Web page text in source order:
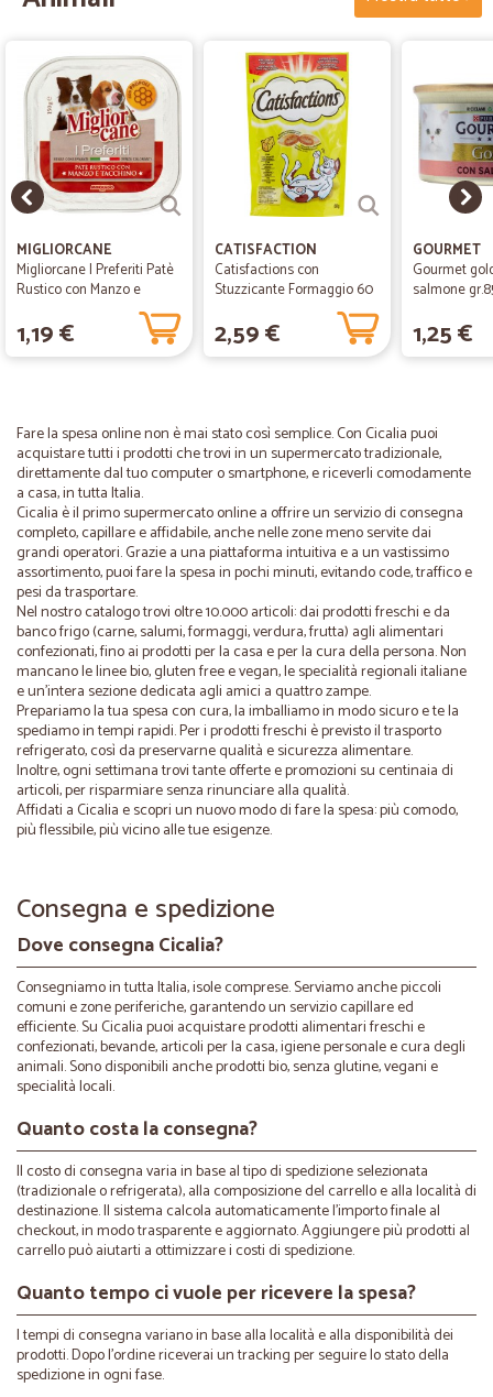
MIGLIORCANE
Migliorcane I Preferiti Patè
Rustico con Manzo e
1,19 €
CATISFACTION
Catisfactions con
Stuzzicante Formaggio 60
2,59 €
GOURMET
Gourmet
salmone
1,25 €
Fare la spesa online non è mai stato così semplice. Con Cicalia puoi
acquistare tutti i prodotti che trovi in un supermercato tradizionale,
direttamente dal tuo computer o smartphone, e riceverli comodamente
a casa, in tutta Italia.
Cicalia è il primo supermercato online a offrire un servizio di consegna
completo, capillare e affidabile, anche nelle zone meno servite dai
grandi operatori. Grazie a una piattaforma intuitiva e a un vastissimo
assortimento, puoi fare la spesa in pochi minuti, evitando code, traffico e
pesi da trasportare.
Nel nostro catalogo trovi oltre 10.000 articoli: dai prodotti freschi e da
banco frigo (carne, salumi, formaggi, verdura, frutta) agli alimentari
confezionati, fino ai prodotti per la casa e per la cura della persona. Non
mancano le linee bio, gluten free e vegan, le specialità regionali italiane
e un’intera sezione dedicata agli amici a quattro zampe.
Prepariamo la tua spesa con cura, la imballiamo in modo sicuro e te la
spediamo in tempi rapidi. Per i prodotti freschi è previsto il trasporto
refrigerato, così da preservarne qualità e sicurezza alimentare.
Inoltre, ogni settimana trovi tante offerte e promozioni su centinaia di
articoli, per risparmiare senza rinunciare alla qualità.
Affidati a Cicalia e scopri un nuovo modo di fare la spesa: più comodo,
più flessibile, più vicino alle tue esigenze.
Consegna e spedizione
Dove consegna Cicalia?
Consegniamo in tutta Italia, isole comprese. Serviamo anche piccoli
comuni e zone periferiche, garantendo un servizio capillare ed
efficiente. Su Cicalia puoi acquistare prodotti alimentari freschi e
confezionati, bevande, articoli per la casa, igiene personale e cura degli
animali. Sono disponibili anche prodotti bio, senza glutine, vegani e
specialità locali.
Quanto costa la consegna?
Il costo di consegna varia in base al tipo di spedizione selezionata
(tradizionale o refrigerata), alla composizione del carrello e alla località di
destinazione. Il sistema calcola automaticamente l’importo finale al
checkout, in modo trasparente e aggiornato. Aggiungere più prodotti al
carrello può aiutarti a ottimizzare i costi di spedizione.
Quanto tempo ci vuole per ricevere la spesa?
I tempi di consegna variano in base alla località e alla disponibilità dei
prodotti. Dopo l’ordine riceverai un tracking per seguire lo stato della
spedizione in ogni fase.